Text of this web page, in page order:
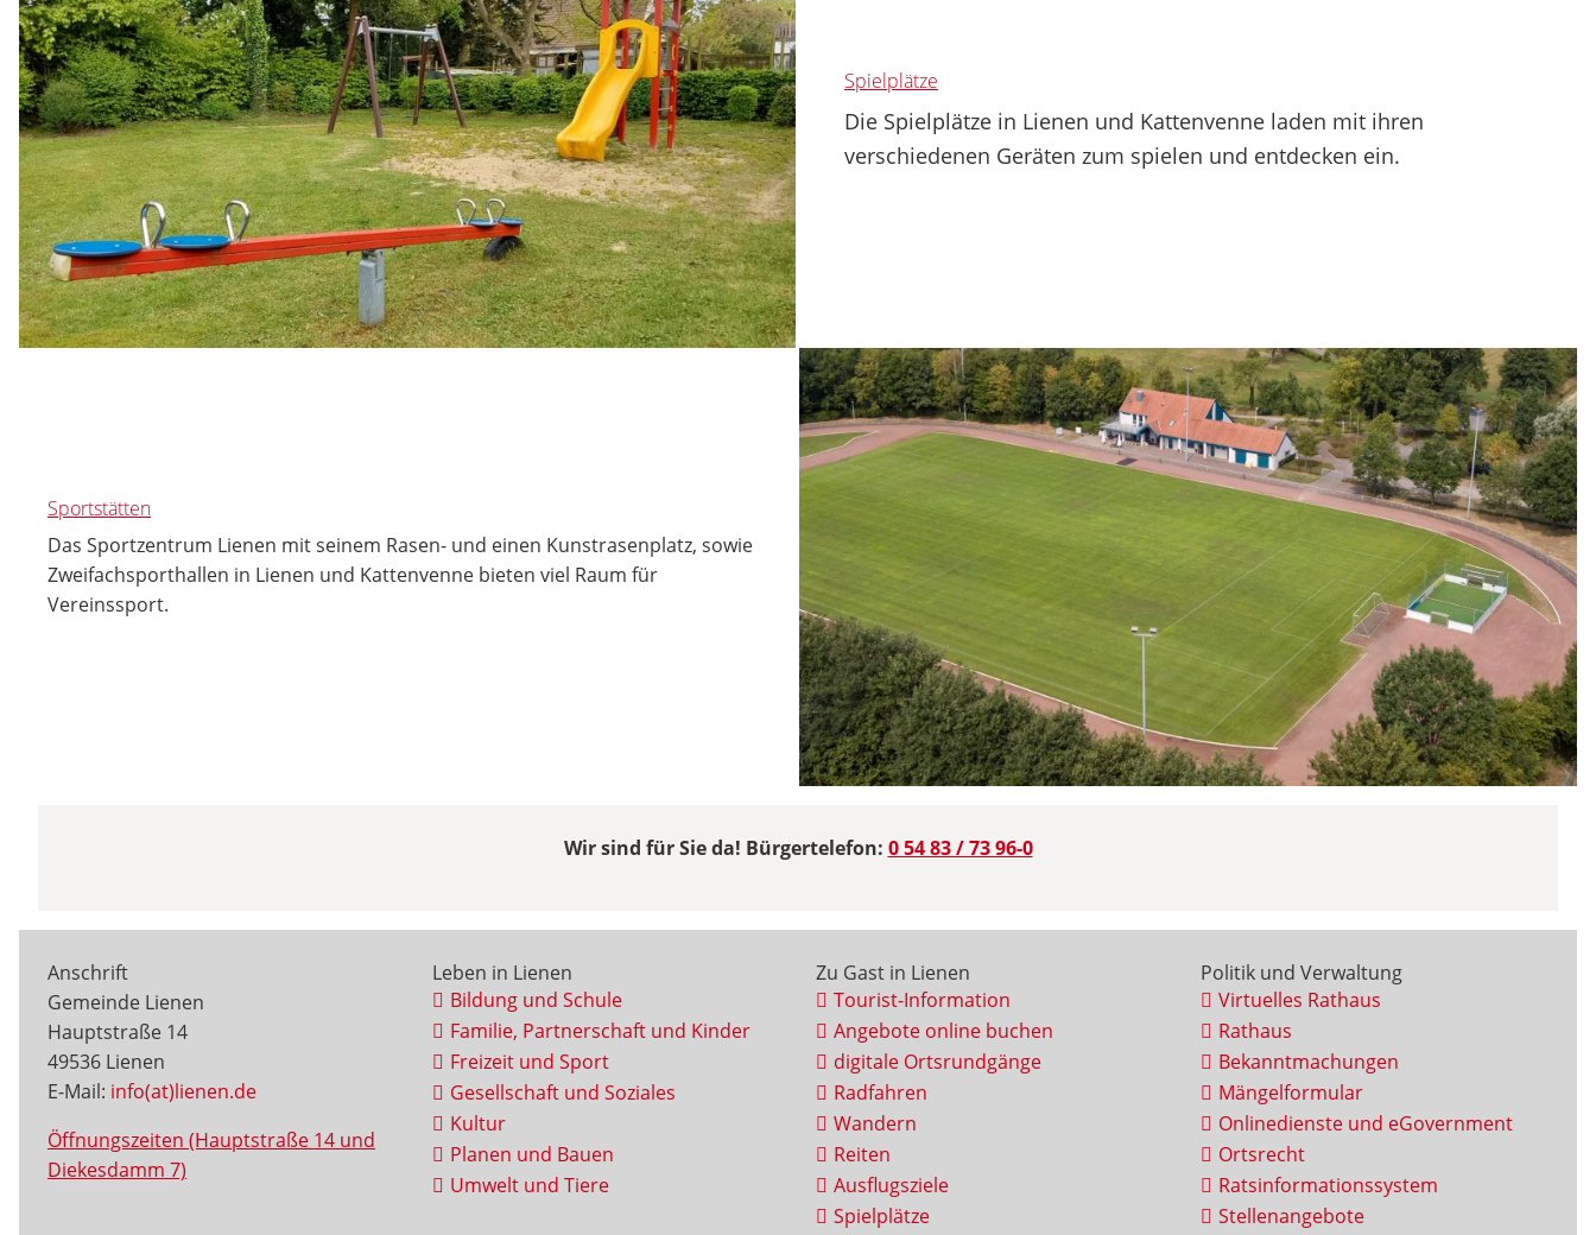
Spielplätze
Die Spielplätze in Lienen und Kattenvenne laden mit ihren
verschiedenen Geräten zum spielen und entdecken ein.
Sportstätten
Das Sportzentrum Lienen mit seinem Rasen- und einen Kunstrasenplatz, sowie
Zweifachsporthallen in Lienen und Kattenvenne bieten viel Raum für
Vereinssport.
Wir sind für Sie da! Bürgertelefon: 0 54 83 / 73 96-0
Anschrift
Gemeinde Lienen
Hauptstraße 14
49536 Lienen
E-Mail: info(at)lienen.de
Öffnungszeiten (Hauptstraße 14 und
Diekesdamm 7)
Leben in Lienen
Bildung und Schule
Familie, Partnerschaft und Kinder
Freizeit und Sport
Gesellschaft und Soziales
Kultur
Planen und Bauen
Umwelt und Tiere
Zu Gast in Lienen
Tourist-Information
Angebote online buchen
digitale Ortsrundgänge
Radfahren
Wandern
Reiten
Ausflugsziele
Spielplätze
Politik und Verwaltung
Virtuelles Rathaus
Rathaus
Bekanntmachungen
Mängelformular
Onlinedienste und eGovernment
Ortsrecht
Ratsinformationssystem
Stellenangebote